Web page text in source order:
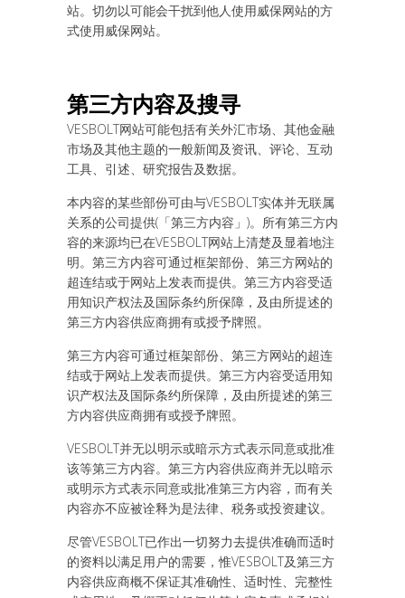
站。切勿以可能会干扰到他人使用威保网站的方
式使用威保网站。
第三方内容及搜寻
VESBOLT网站可能包括有关外汇市场、其他金融
市场及其他主题的一般新闻及资讯、评论、互动
工具、引述、研究报告及数据。
本内容的某些部份可由与VESBOLT实体并无联属
关系的公司提供(「第三方内容」)。所有第三方内
容的来源均已在VESBOLT网站上清楚及显着地注
明。第三方内容可通过框架部份、第三方网站的
超连结或于网站上发表而提供。第三方内容受适
用知识产权法及国际条约所保障，及由所提述的
第三方内容供应商拥有或授予牌照。
第三方内容可通过框架部份、第三方网站的超连
结或于网站上发表而提供。第三方内容受适用知
识产权法及国际条约所保障，及由所提述的第三
方内容供应商拥有或授予牌照。
VESBOLT并无以明示或暗示方式表示同意或批准
该等第三方内容。第三方内容供应商并无以暗示
或明示方式表示同意或批准第三方内容，而有关
内容亦不应被诠释为是法律、税务或投资建议。
尽管VESBOLT已作出一切努力去提供准确而适时
的资料以满足用户的需要，惟VESBOLT及第三方
内容供应商概不保证其准确性、适时性、完整性